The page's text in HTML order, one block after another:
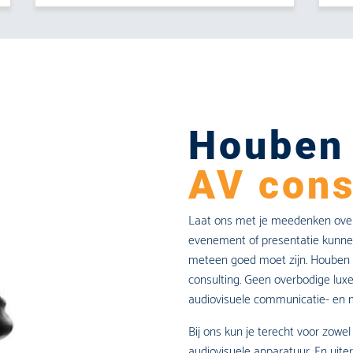
AV
Laat ons met je meedenken
evenement of presentatie
meteen goed moet zijn.
consulting. Geen overbodige
audiovisuele communicatie- en
Bij ons kun je terecht voor